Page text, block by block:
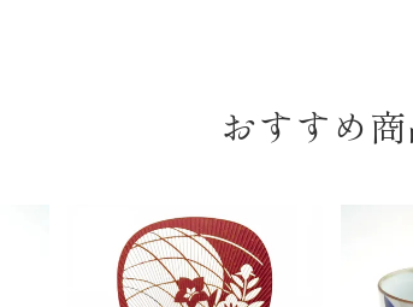
店で最適なものをご用意いたします。おすすめ